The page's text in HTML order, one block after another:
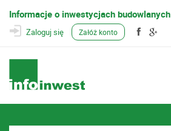
Informacje o inwestycjach budowlanych
Zaloguj się Załóż konto